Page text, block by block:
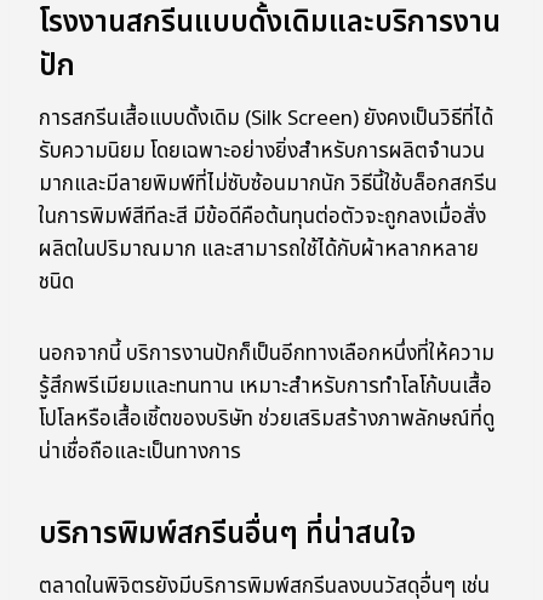
โรงงานสกรีนแบบดั้งเดิมและบริการงาน
ปัก
การสกรีนเสื้อแบบดั้งเดิม (Silk Screen) ยังคงเป็นวิธีที่ได้
รับความนิยม โดยเฉพาะอย่างยิ่งสำหรับการผลิตจำนวน
มากและมีลายพิมพ์ที่ไม่ซับซ้อนมากนัก วิธีนี้ใช้บล็อกสกรีน
ในการพิมพ์สีทีละสี มีข้อดีคือต้นทุนต่อตัวจะถูกลงเมื่อสั่ง
ผลิตในปริมาณมาก และสามารถใช้ได้กับผ้าหลากหลาย
ชนิด
นอกจากนี้ บริการงานปักก็เป็นอีกทางเลือกหนึ่งที่ให้ความ
รู้สึกพรีเมียมและทนทาน เหมาะสำหรับการทำโลโก้บนเสื้อ
โปโลหรือเสื้อเชิ้ตของบริษัท ช่วยเสริมสร้างภาพลักษณ์ที่ดู
น่าเชื่อถือและเป็นทางการ
บริการพิมพ์สกรีนอื่นๆ ที่น่าสนใจ
ตลาดในพิจิตรยังมีบริการพิมพ์สกรีนลงบนวัสดุอื่นๆ เช่น